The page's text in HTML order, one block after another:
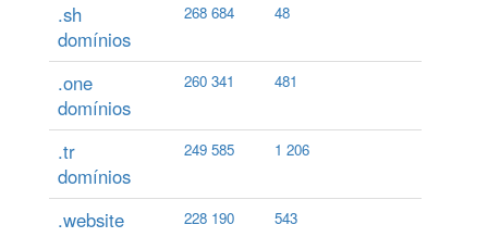
.sh
domínios
268 684 48
.one
domínios
260 341 481
.tr
domínios
249 585 1 206
.website
228 190 543